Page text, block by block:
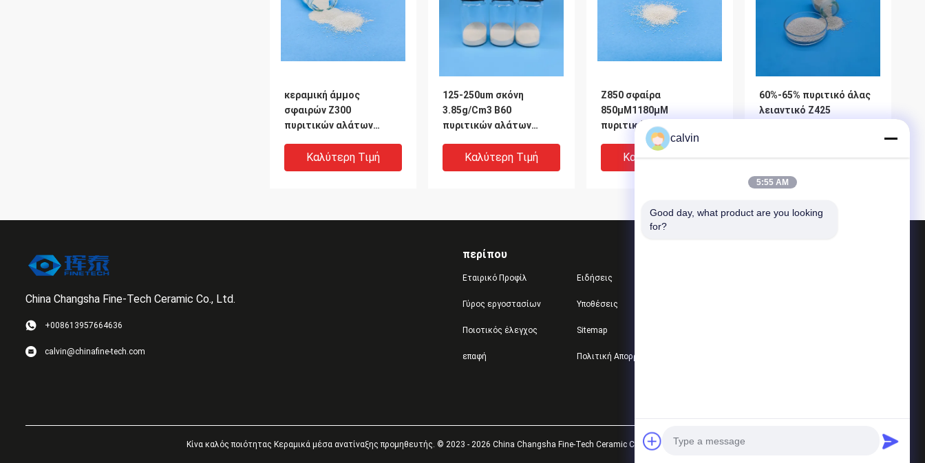
κεραμική άμμος
σφαιρών Z300
πυριτικών αλάτων
τα μέρη αεροπορίας
Καλύτερη Τιμή
125-250um σκόνη
3.85g/Cm3 B60
πυριτικών αλάτων
λειωμένη
Καλύτερη Τιμή
Z850 σφαίρα
850μM1180μM
πυριτικών αλάτων
ζιρκονίου μέσα
ανατίναξης τριξιμάτων
για το lap-top Shell
Καλύτερη Τιμή
60%-65% πυριτικό άλας
λειαντικό Z425
αντίσταση
Καλύτερη Τιμή
επιφάνειας
B120 το σφαιρικό
7.5Mohs άσπρες
μέρη
China Changsha Fine-Tech Ceramic Co., Ltd.
+008613957664636
calvin@chinafine-tech.com
περίπου
Εταιρικό Προφίλ
Γύρος εργοστασίων
Ποιοτικός έλεγχος
επαφή
Ειδήσεις
Υποθέσεις
Sitemap
Πολιτική Απορρήτου
Κίνα καλός ποιότητας Κεραμικά μέσα ανατίναξης προμηθευτής. © 2023 - 2026 China Changsha Fine-Tech Ceramic Co., Ltd.. All Rights Reserved.
calvin
5:55 AM
Good day, what product are you looking
for?